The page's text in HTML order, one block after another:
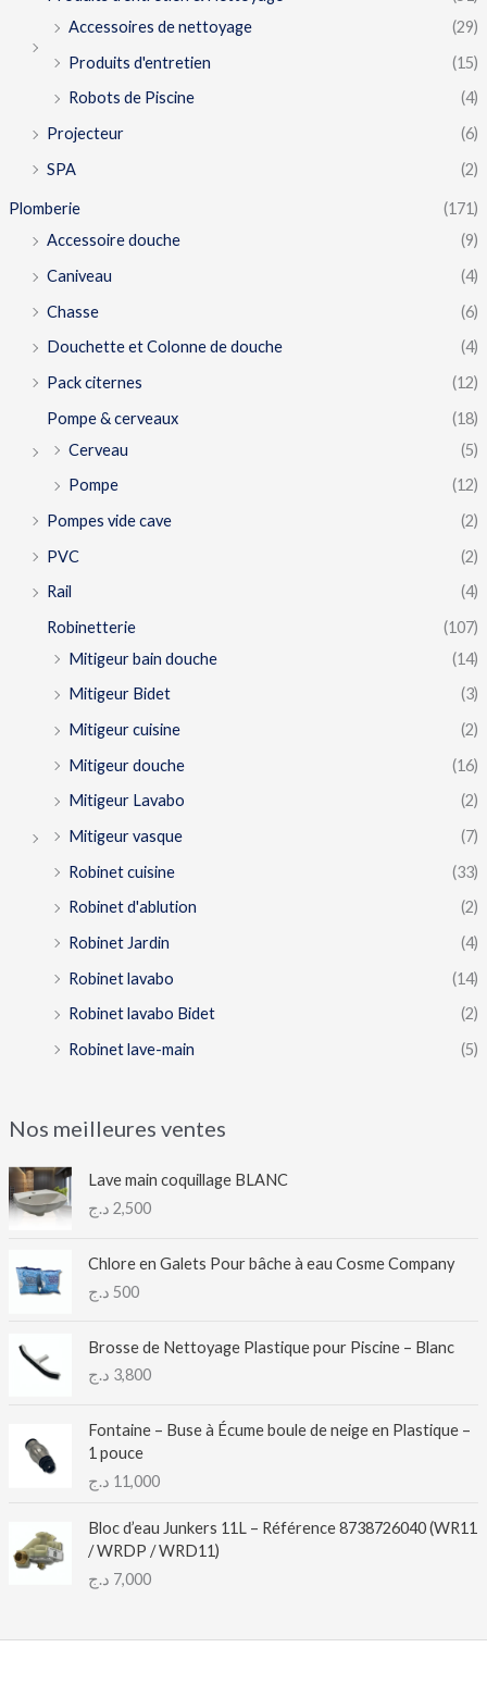
Accessoires de nettoyage
(29)
Produits d'entretien
(15)
Robots de Piscine
(4)
Projecteur
(6)
SPA
(2)
Plomberie
(171)
Accessoire douche
(9)
Caniveau
(4)
Chasse
(6)
Douchette et Colonne de douche
(4)
Pack citernes
(12)
Pompe & cerveaux
(18)
Cerveau
(5)
Pompe
(12)
Pompes vide cave
(2)
PVC
(2)
Rail
(4)
Robinetterie
(107)
Mitigeur bain douche
(14)
Mitigeur Bidet
(3)
Mitigeur cuisine
(2)
Mitigeur douche
(16)
Mitigeur Lavabo
(2)
Mitigeur vasque
(7)
Robinet cuisine
(33)
Robinet d'ablution
(2)
Robinet Jardin
(4)
Robinet lavabo
(14)
Robinet lavabo Bidet
(2)
Robinet lave-main
(5)
Nos meilleures ventes
Lave main coquillage BLANC
2,500 د.ج
Chlore en Galets Pour bâche à eau Cosme Company
500 د.ج
Brosse de Nettoyage Plastique pour Piscine – Blanc
3,800 د.ج
Fontaine – Buse à Écume boule de neige en Plastique –
1 pouce
11,000 د.ج
Bloc d’eau Junkers 11L – Référence 8738726040 (WR11
/ WRDP / WRD11)
7,000 د.ج